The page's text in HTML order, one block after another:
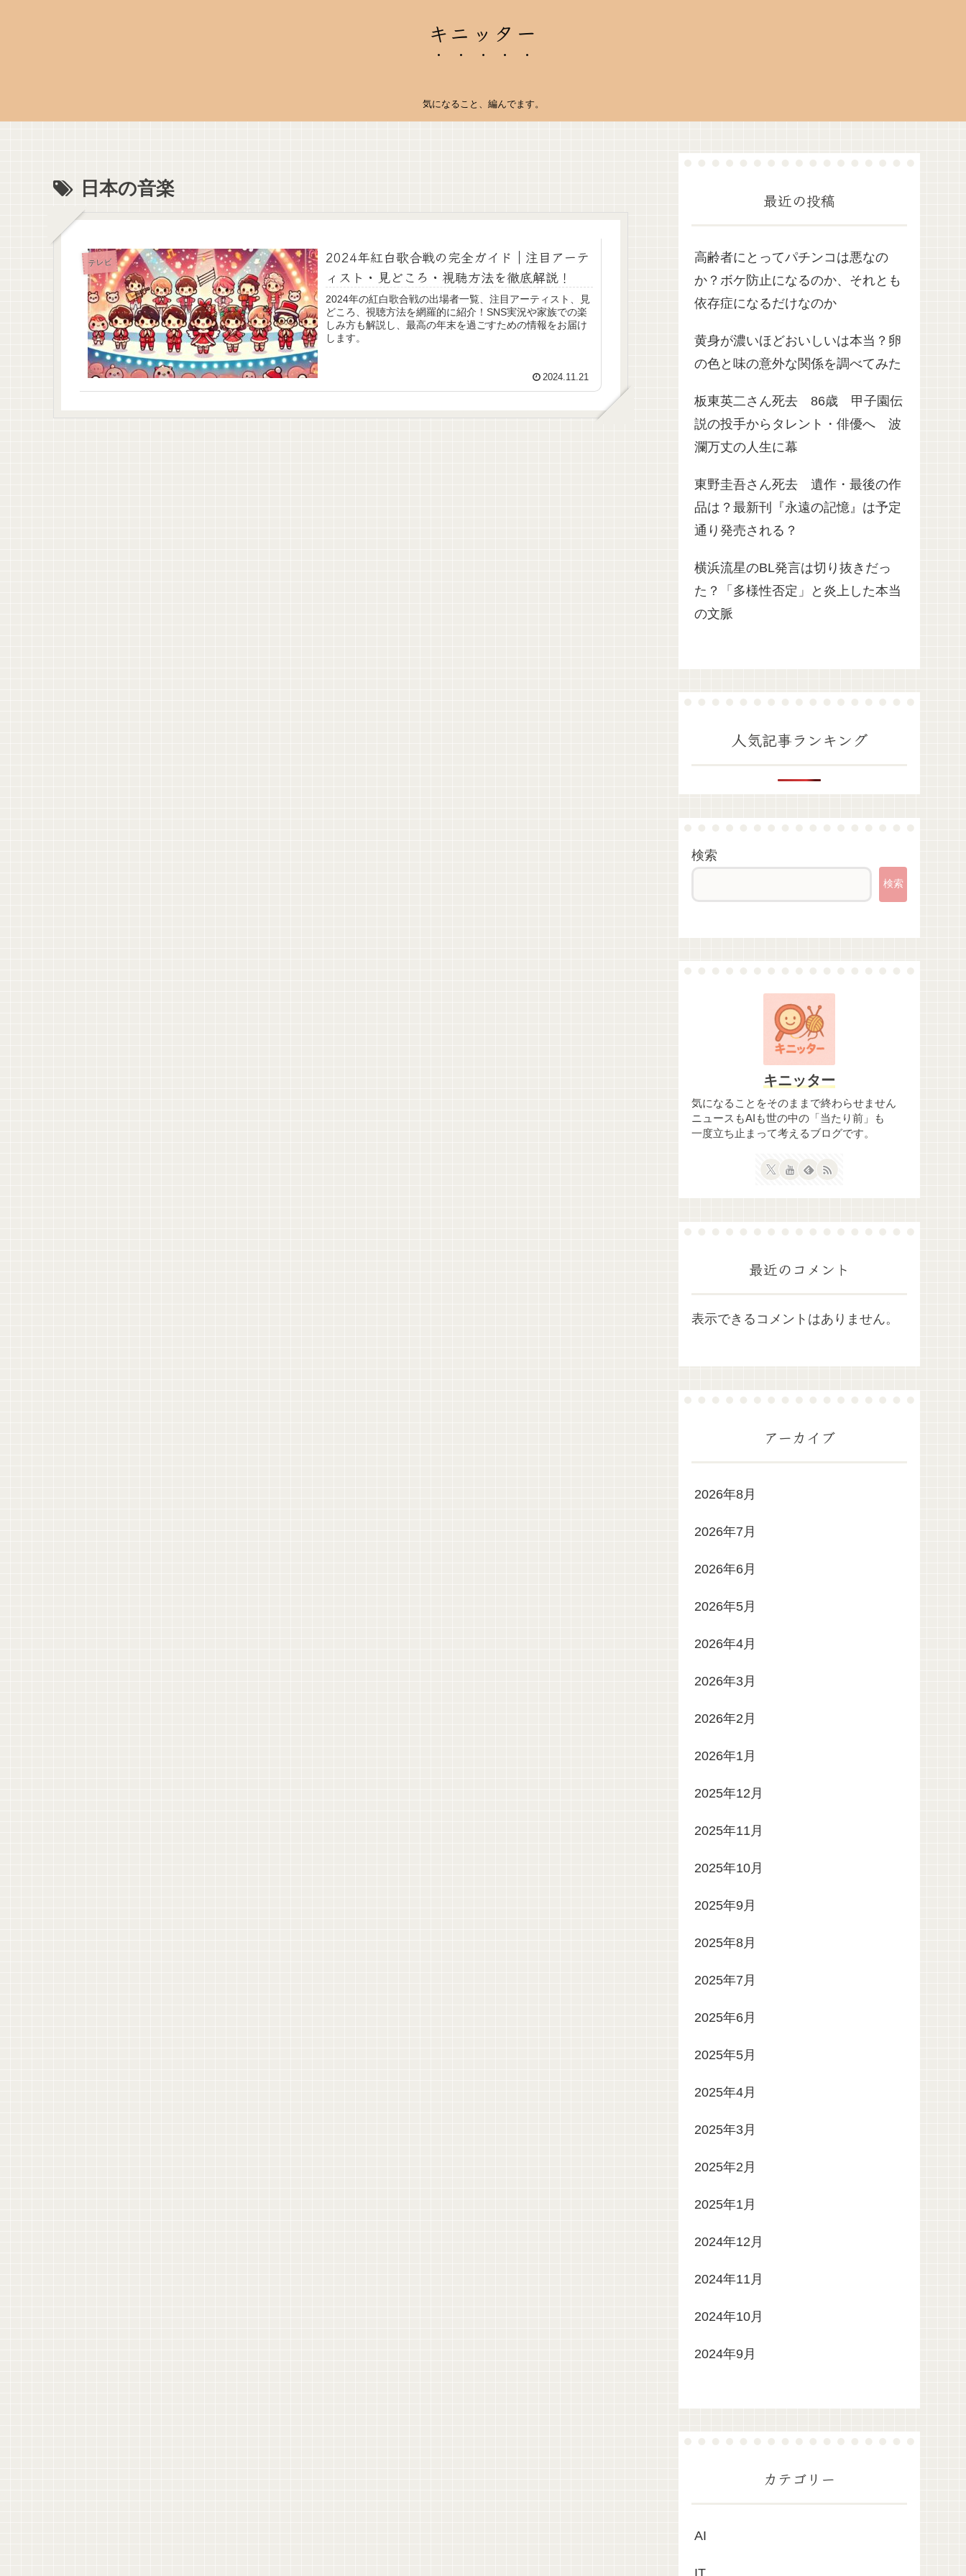
キニッター
気になること、編んでます。
日本の音楽
テレビ
2024年紅白歌合戦の完全ガイド｜注目アーテ
ィスト・見どころ・視聴方法を徹底解説！
2024年の紅白歌合戦の出場者一覧、注目アーティスト、見
どころ、視聴方法を網羅的に紹介！SNS実況や家族での楽
しみ方も解説し、最高の年末を過ごすための情報をお届け
します。
2024.11.21
最近の投稿
高齢者にとってパチンコは悪なの
か？ボケ防止になるのか、それとも
依存症になるだけなのか
黄身が濃いほどおいしいは本当？卵
の色と味の意外な関係を調べてみた
板東英二さん死去 86歳 甲子園伝
説の投手からタレント・俳優へ 波
瀾万丈の人生に幕
東野圭吾さん死去 遺作・最後の作
品は？最新刊『永遠の記憶』は予定
通り発売される？
横浜流星のBL発言は切り抜きだっ
た？「多様性否定」と炎上した本当
の文脈
人気記事ランキング
検索
検索
キニッター
気になることをそのままで終わらせません
ニュースもAIも世の中の「当たり前」も
一度立ち止まって考えるブログです。
最近のコメント
表示できるコメントはありません。
アーカイブ
2026年8月
2026年7月
2026年6月
2026年5月
2026年4月
2026年3月
2026年2月
2026年1月
2025年12月
2025年11月
2025年10月
2025年9月
2025年8月
2025年7月
2025年6月
2025年5月
2025年4月
2025年3月
2025年2月
2025年1月
2024年12月
2024年11月
2024年10月
2024年9月
カテゴリー
AI